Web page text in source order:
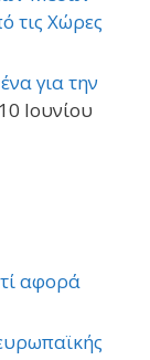
τις Χώρες
για την
10 Ιουνίου
αφορά